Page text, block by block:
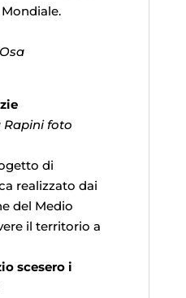
Rapini foto
di
realizzato dai
del Medio
il territorio a
scesero i